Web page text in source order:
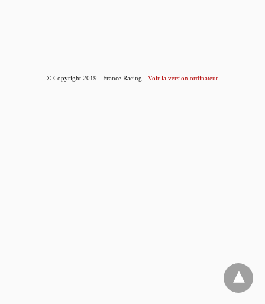
© Copyright 2019 - France Racing Voir la version ordinateur